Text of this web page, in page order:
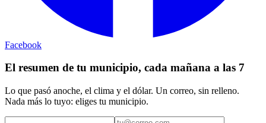
Facebook
El resumen de tu municipio, cada mañana a las 7
Lo que pasó anoche, el clima y el dólar. Un correo, sin relleno.
Nada más lo tuyo: eliges tu municipio.